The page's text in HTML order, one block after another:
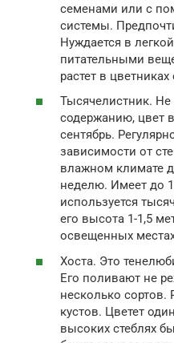
семенами или с
системы.
Нуждается в
питательными
растет в
Тысячелистник. Не
содержанию, цвет
сентябрь.
зависимости от
влажном климате
неделю. Имеет до
используется
его высота 1-1,5
освещенных
Хоста. Это
Его поливают не
несколько
кустов. Цветет
высоких стеблях